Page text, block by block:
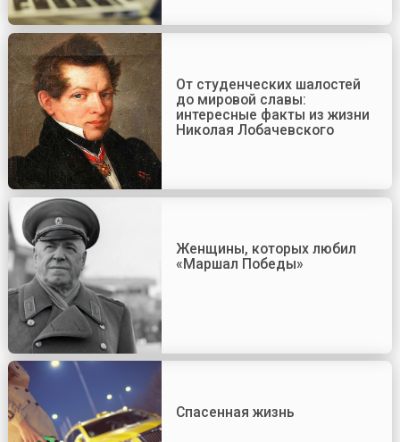
От студенческих шалостей
до мировой славы:
интересные факты из жизни
Николая Лобачевского
Женщины, которых любил
«Маршал Победы»
Спасенная жизнь